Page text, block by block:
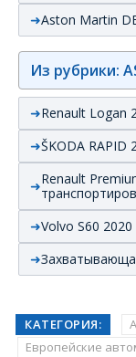
Aston Martin
Из рубрики:
Renault Logan
ŠKODA RAPID
Renault
Volvo S60 2020
КАТЕГОРИЯ:
Европейские